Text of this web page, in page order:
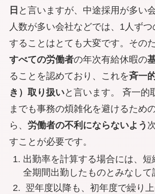
日 と言いますが、中途採用が多い
人数が多い会社などでは、1人ず
することはとても大変です。その
すべての労働者の年次有給休暇の
ることを認めており、これを斉一
き）取り扱いと言います。 斉一的
までも事務の煩雑化を避けるため
ら、 労働者の不利にならないよう
すことが必要です。
出勤率を計算する場合には、短
全期間出勤したものとみなして
翌年度以降も、初年度で繰り